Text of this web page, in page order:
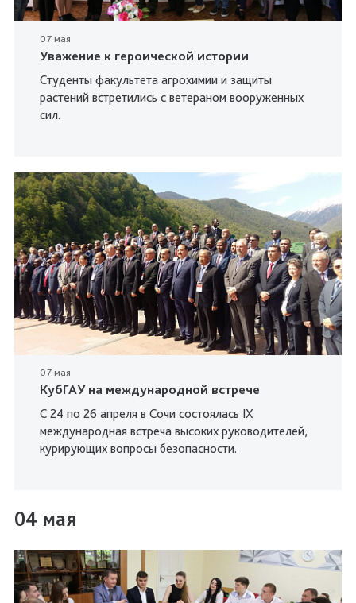
07 мая
Уважение к героической истории
Студенты факультета агрохимии и защиты
растений встретились с ветераном вооруженных
сил.
07 мая
КубГАУ на международной встрече
С 24 по 26 апреля в Сочи состоялась IX
международная встреча высоких руководителей,
курирующих вопросы безопасности.
04 мая